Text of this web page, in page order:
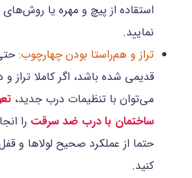
استقاده از پیچ و مهره یا
نمایید.
تراز و هم‌راستا بودن چهارچوب:
قدیمی شده باشد، اگر کاملا تراز و
می‌توان با تنظیمات درب جدید،
ساختمان با درب ضد سرقت را
حتما از عملکرد صحیح لولاها و
کنید.